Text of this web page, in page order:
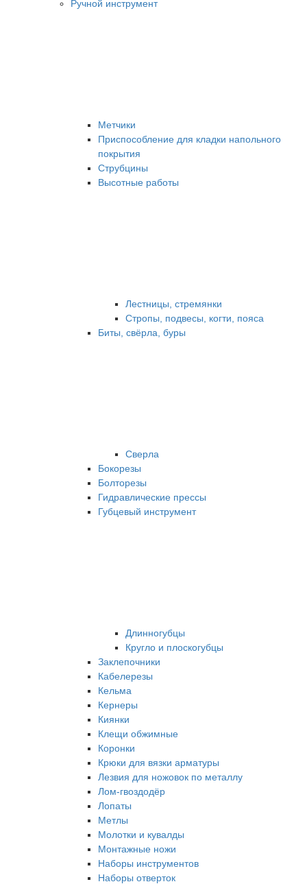
Ручной инструмент
Метчики
Приспособление для кладки напольного
покрытия
Струбцины
Высотные работы
Лестницы, стремянки
Стропы, подвесы, когти, пояса
Биты, свёрла, буры
Сверла
Бокорезы
Болторезы
Гидравлические прессы
Губцевый инструмент
Длинногубцы
Кругло и плоскогубцы
Заклепочники
Кабелерезы
Кельма
Кернеры
Киянки
Клещи обжимные
Коронки
Крюки для вязки арматуры
Лезвия для ножовок по металлу
Лом-гвоздодёр
Лопаты
Метлы
Молотки и кувалды
Монтажные ножи
Наборы инструментов
Наборы отверток